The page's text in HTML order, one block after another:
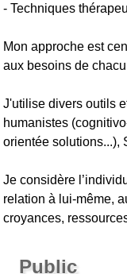
- Techniques
Mon approche est
aux besoins de
J'utilise divers outils
humanistes
orientée solutions...),
Je considère
relation à lui-même,
croyances,
Public